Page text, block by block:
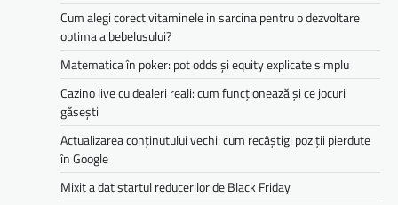
Cum alegi corect vitaminele in sarcina pentru o dezvoltare
optima a bebelusului?
Matematica în poker: pot odds și equity explicate simplu
Cazino live cu dealeri reali: cum funcționează și ce jocuri
găsești
Actualizarea conținutului vechi: cum recâștigi poziții pierdute
în Google
Mixit a dat startul reducerilor de Black Friday